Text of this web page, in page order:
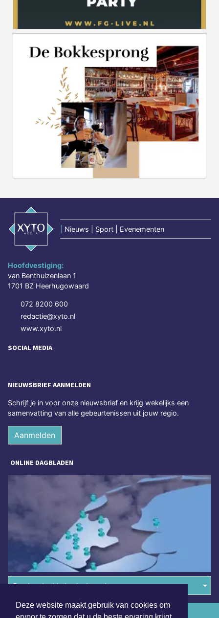
Deze website maakt gebruik van cookies om
Nieuws | Sport | Evenementen
Hoofdvestiging:
van Benthuizenlaan 1
1701 BZ Heerhugowaard
072 8200 600
redactie@xyto.nl
www.xyto.nl
SOCIAL MEDIA
NIEUWSBRIEF AANMELDEN
Schrijf je in voor onze nieuwsbrief en krijg wekelijks een
samenvatting van alle gebeurtenissen uit jouw regio.
Aanmelden
ONLINE DAGBLADEN
Overige dagbladen in de regio
Algemene voorwaarden